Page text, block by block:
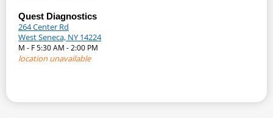
Quest Diagnostics
264 Center Rd
West Seneca, NY 14224
M - F 5:30 AM - 2:00 PM
location unavailable